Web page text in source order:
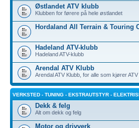
Østlandet ATV klubb
Klubben for førere på hele østlandet
Hordaland All Terrain & Touring
Hadeland ATV-klubb
Hadeland ATV-klubb
Arendal ATV Klubb
Arendal ATV Klubb, for alle som kjører
VERKSTED - TUNING - EKSTRAUTSTYR -
Dekk & felg
Alt om dekk og felg
Motor og drivverk